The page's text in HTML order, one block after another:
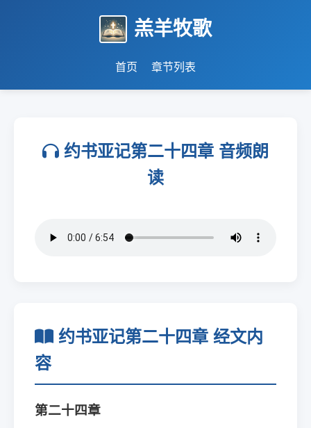
羔羊牧歌
首页 章节列表
约书亚记第二十四章 音频朗
读
约书亚记第二十四章 经文内
容
第二十四章